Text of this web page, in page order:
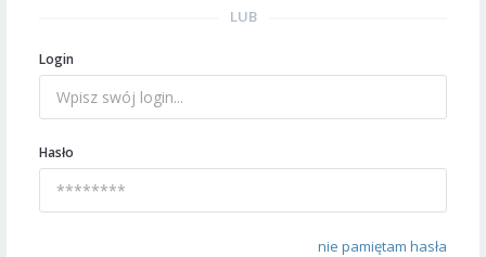
LUB
Login
Hasło
nie pamiętam hasła